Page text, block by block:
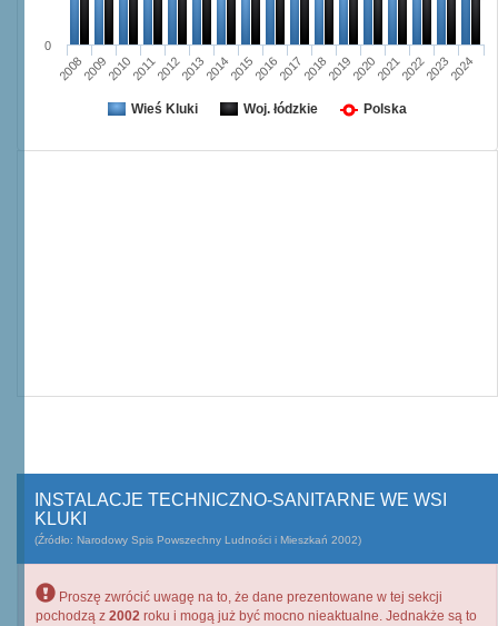
20082009201020112012201320142015201620172018201920202021202220232024
0
Wieś Kluki Woj. łódzkie Polska
INSTALACJE TECHNICZNO-SANITARNE WE WSI
KLUKI
(Źródło: Narodowy Spis Powszechny Ludności i Mieszkań 2002)
Proszę zwrócić uwagę na to, że dane prezentowane w tej sekcji
pochodzą z 2002 roku i mogą już być mocno nieaktualne. Jednakże są to